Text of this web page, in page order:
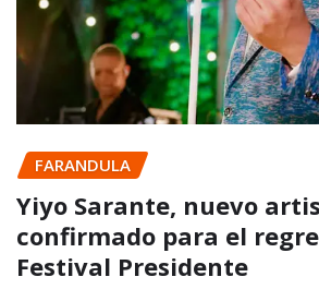
FARANDULA
Yiyo Sarante, nuevo
confirmado para el
Festival Presidente